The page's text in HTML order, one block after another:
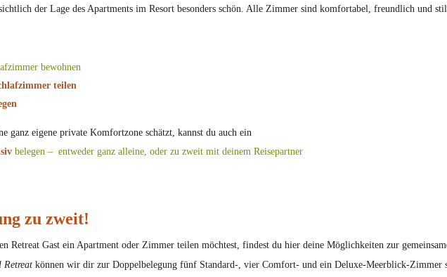
der Lage des Apartments im Resort besonders schön. Alle Zimmer sind komfortabel, freundlich und
bewohnen
teilen
ganz eigene private Komfortzone schätzt, kannst du auch ein
belegen – entweder ganz alleine, oder zu zweit mit deinem Reisepartner
zu zweit!
Retreat Gast ein Apartment oder Zimmer teilen möchtest, findest du hier deine Möglichkeiten zur
Retreat können wir dir zur Doppelbelegung fünf Standard-, vier Comfort- und ein Deluxe-Meerblick-Zimmer